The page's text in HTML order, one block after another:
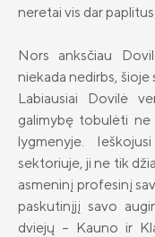
neretai vis dar
Nors anksčiau
niekada nedirbs,
Labiausiai Dovilė
galimybę tobulėti ne
lygmenyje.
sektoriuje, ji ne tik
asmeninį profesinį
paskutinįjį savo
dviejų – Kauno ir